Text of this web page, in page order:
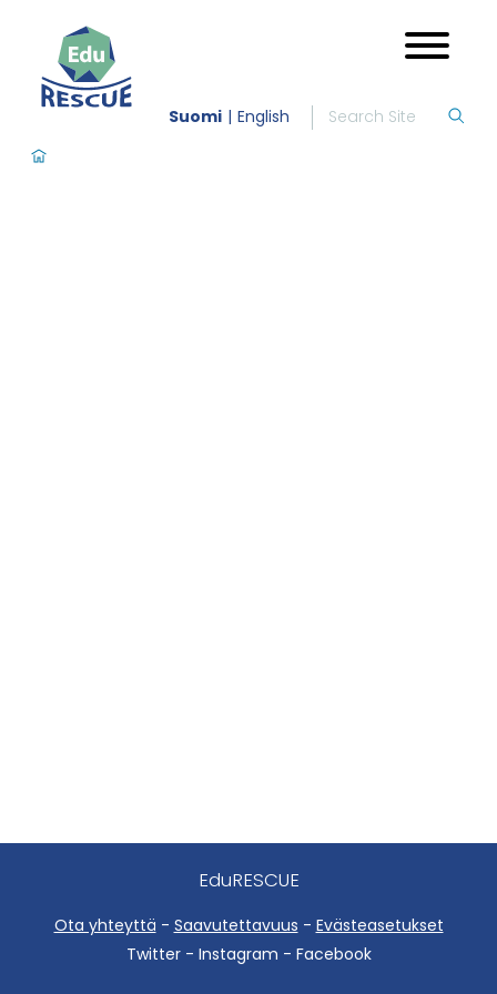
Suomi English
EduRESCUE
Ota yhteyttä - Saavutettavuus - Evästeasetukset
Twitter - Instagram - Facebook